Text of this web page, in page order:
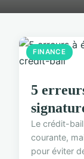
FINANCE
5
Le crédit-
courante,
pour éviter